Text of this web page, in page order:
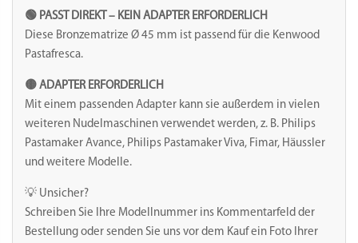
🟢 PASST DIREKT – KEIN ADAPTER ERFORDERLICH
Diese Bronzematrize Ø 45 mm ist passend für die Kenwood
Pastafresca.
🟡 ADAPTER ERFORDERLICH
Mit einem passenden Adapter kann sie außerdem in vielen
weiteren Nudelmaschinen verwendet werden, z. B. Philips
Pastamaker Avance, Philips Pastamaker Viva, Fimar, Häussler
und weitere Modelle.
💡 Unsicher?
Schreiben Sie Ihre Modellnummer ins Kommentarfeld der
Bestellung oder senden Sie uns vor dem Kauf ein Foto Ihrer